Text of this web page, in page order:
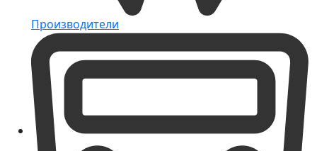
Производители